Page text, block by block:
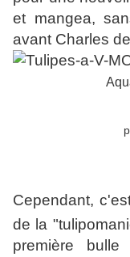
et mangea,
avant Charles
Cependant,
de la
première